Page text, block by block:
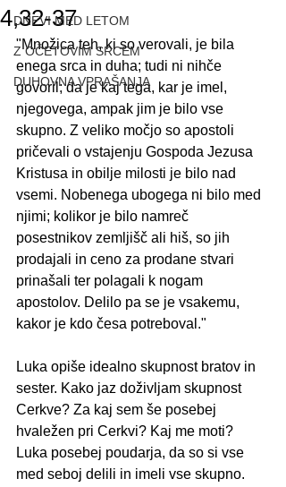
DNEVI MED LETOM
Z OČETOVIM SRCEM
DUHOVNA VPRAŠANJA
4,32-37
"Množica teh, ki so verovali, je bila
enega srca in duha; tudi ni nihče
govoril; da je kaj tega, kar je imel,
njegovega, ampak jim je bilo vse
skupno. Z veliko močjo so apostoli
pričevali o vstajenju Gospoda Jezusa
Kristusa in obilje milosti je bilo nad
vsemi. Nobenega ubogega ni bilo med
njimi; kolikor je bilo namreč
posestnikov zemljišč ali hiš, so jih
prodajali in ceno za prodane stvari
prinašali ter polagali k nogam
apostolov. Delilo pa se je vsakemu,
kakor je kdo česa potreboval."
Luka opiše idealno skupnost bratov in
sester. Kako jaz doživljam skupnost
Cerkve? Za kaj sem še posebej
hvaležen pri Cerkvi? Kaj me moti?
Luka posebej poudarja, da so si vse
med seboj delili in imeli vse skupno.